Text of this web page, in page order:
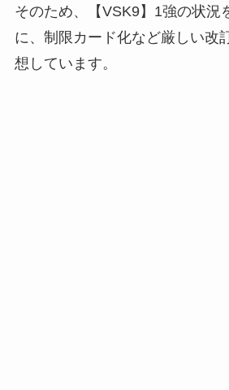
そのため、【VSK9】1強の状況
に、制限カード化など厳しい改
想しています。